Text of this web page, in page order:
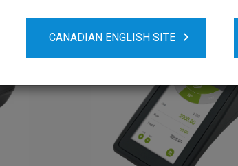
CANADIAN ENGLISH SITE